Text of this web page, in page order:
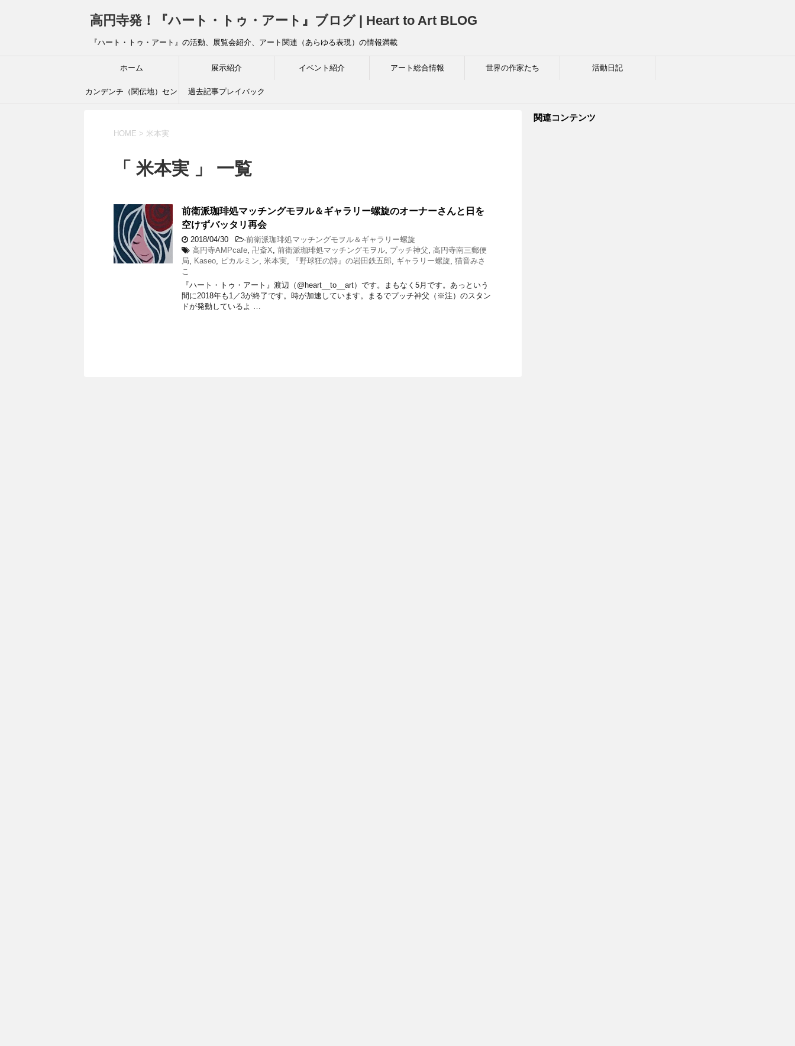
高円寺発！『ハート・トゥ・アート』ブログ | Heart to Art BLOG
『ハート・トゥ・アート』の活動、展覧会紹介、アート関連（あらゆる表現）の情報満載
ホーム 展示紹介 イベント紹介 アート総合情報 世界の作家たち 活動日記
カンデンチ（関伝地）セン 過去記事プレイバック
HOME > 米本実
「 米本実 」 一覧
前衛派珈琲処マッチングモヲル＆ギャラリー螺旋のオーナーさんと日を
空けずバッタリ再会
2018/04/30 -前衛派珈琲処マッチングモヲル＆ギャラリー螺旋
高円寺AMPcafe, 卍斎X, 前衛派珈琲処マッチングモヲル, プッチ神父, 高円寺南三郵便
局, Kaseo, ピカルミン, 米本実, 『野球狂の詩』の岩田鉄五郎, ギャラリー螺旋, 猫音みさ
こ
『ハート・トゥ・アート』渡辺（@heart__to__art）です。まもなく5月です。あっという
間に2018年も1／3が終了です。時が加速しています。まるでプッチ神父（※注）のスタン
ドが発動しているよ …
関連コンテンツ